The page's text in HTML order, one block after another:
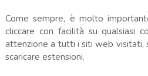
Come sempre, è molto
cliccare con facilità su qualsiasi
attenzione a tutti i siti web visitati,
scaricare estensioni.